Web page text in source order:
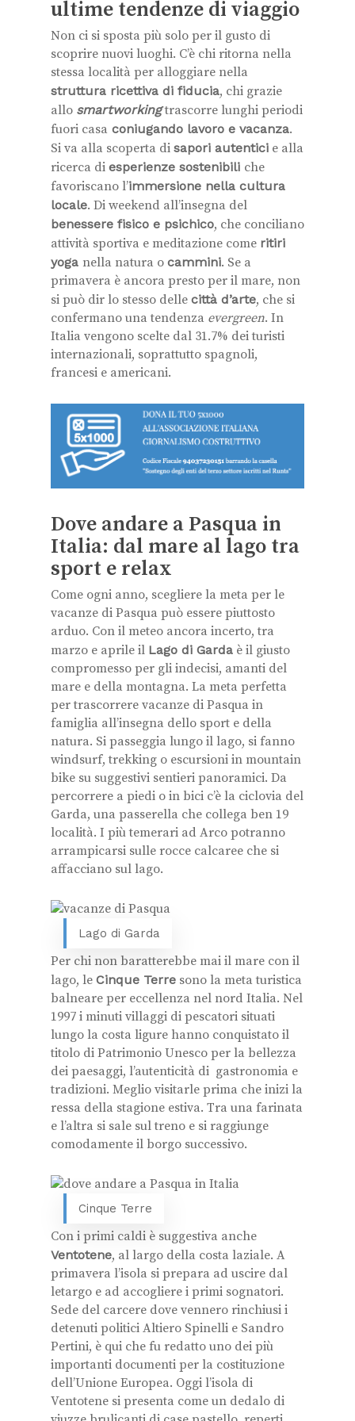
ultime tendenze di viaggio
Non ci si sposta più solo per il gusto di
scoprire nuovi luoghi. C’è chi ritorna nella
stessa località per alloggiare nella
struttura ricettiva di fiducia, chi grazie
allo smartworking trascorre lunghi periodi
fuori casa coniugando lavoro e vacanza.
Si va alla scoperta di sapori autentici e alla
ricerca di esperienze sostenibili che
favoriscano l’immersione nella cultura
locale. Di weekend all’insegna del
benessere fisico e psichico, che conciliano
attività sportiva e meditazione come ritiri
yoga nella natura o cammini. Se a
primavera è ancora presto per il mare, non
si può dir lo stesso delle città d’arte, che si
confermano una tendenza evergreen. In
Italia vengono scelte dal 31.7% dei turisti
internazionali, soprattutto spagnoli,
francesi e americani.
Dove andare a Pasqua in
Italia: dal mare al lago tra
sport e relax
Come ogni anno, scegliere la meta per le
vacanze di Pasqua può essere piuttosto
arduo. Con il meteo ancora incerto, tra
marzo e aprile il Lago di Garda è il giusto
compromesso per gli indecisi, amanti del
mare e della montagna. La meta perfetta
per trascorrere vacanze di Pasqua in
famiglia all’insegna dello sport e della
natura. Si passeggia lungo il lago, si fanno
windsurf, trekking o escursioni in mountain
bike su suggestivi sentieri panoramici. Da
percorrere a piedi o in bici c’è la ciclovia del
Garda, una passerella che collega ben 19
località. I più temerari ad Arco potranno
arrampicarsi sulle rocce calcaree che si
affacciano sul lago.
Lago di Garda
Per chi non baratterebbe mai il mare con il
lago, le Cinque Terre sono la meta turistica
balneare per eccellenza nel nord Italia. Nel
1997 i minuti villaggi di pescatori situati
lungo la costa ligure hanno conquistato il
titolo di Patrimonio Unesco per la bellezza
dei paesaggi, l’autenticità di gastronomia e
tradizioni. Meglio visitarle prima che inizi la
ressa della stagione estiva. Tra una farinata
e l’altra si sale sul treno e si raggiunge
comodamente il borgo successivo.
Cinque Terre
Con i primi caldi è suggestiva anche
Ventotene, al largo della costa laziale. A
primavera l’isola si prepara ad uscire dal
letargo e ad accogliere i primi sognatori.
Sede del carcere dove vennero rinchiusi i
detenuti politici Altiero Spinelli e Sandro
Pertini, è qui che fu redatto uno dei più
importanti documenti per la costituzione
dell’Unione Europea. Oggi l’isola di
Ventotene si presenta come un dedalo di